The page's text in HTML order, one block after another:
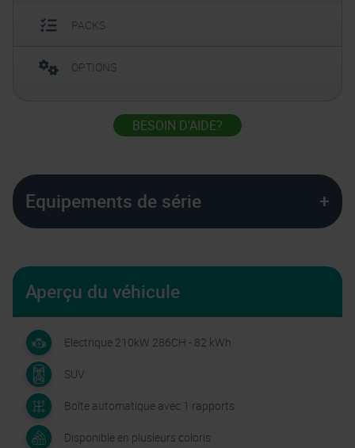
PACKS
OPTIONS
BESOIN D'AIDE?
Equipements de série
Aperçu du véhicule
Electrique 210kW 286CH - 82 kWh
SUV
Boîte automatique avec 1 rapports
Disponible en plusieurs coloris